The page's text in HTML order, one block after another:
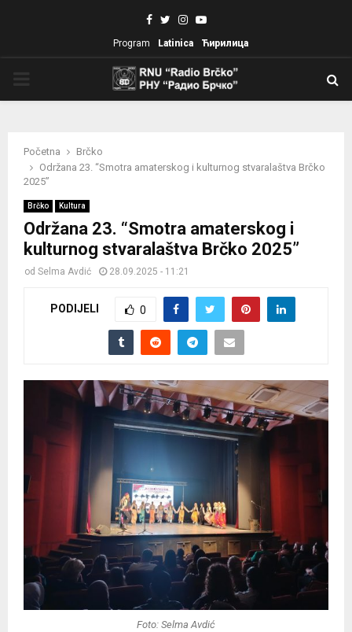
Facebook
TwitterInstagram
Youtube
Program Latinica Ћирилица
Početna
Brčko
Održana 23. “Smotra amaterskog i kulturnog stvaralaštva Brčko
2025”
Brčko Kultura
Održana 23. “Smotra amaterskog i
kulturnog stvaralaštva Brčko 2025”
od Selma Avdić 28.09.2025 - 11:21
PODIJELI 0
Foto: Selma Avdić